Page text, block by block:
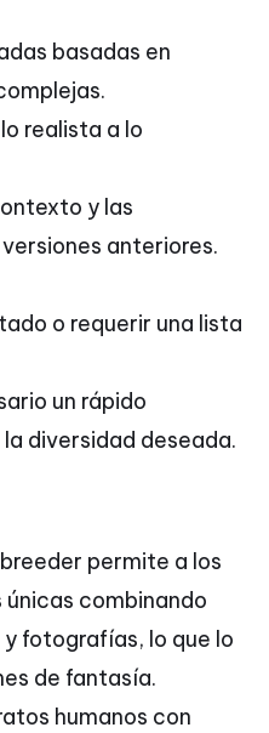
basadas en
realista a lo
y las
anteriores.
o requerir una lista
un rápido
diversidad deseada.
permite a los
combinando
fotografías, lo que lo
de fantasía.
humanos con